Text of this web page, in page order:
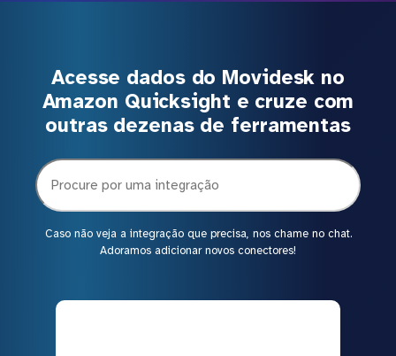
Acesse dados do Movidesk no
Amazon Quicksight e cruze com
outras dezenas de ferramentas
Caso não veja a integração que precisa, nos chame no chat.
Adoramos adicionar novos conectores!